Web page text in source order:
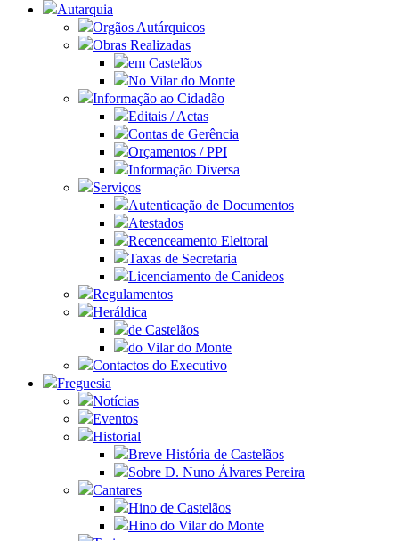
Autarquia
Orgãos Autárquicos
Obras Realizadas
em Castelãos
No Vilar do Monte
Informação ao Cidadão
Editais / Actas
Contas de Gerência
Orçamentos / PPI
Informação Diversa
Serviços
Autenticação de Documentos
Atestados
Recenceamento Eleitoral
Taxas de Secretaria
Licenciamento de Canídeos
Regulamentos
Heráldica
de Castelãos
do Vilar do Monte
Contactos do Executivo
Freguesia
Notícias
Eventos
Historial
Breve História de Castelãos
Sobre D. Nuno Álvares Pereira
Cantares
Hino de Castelãos
Hino do Vilar do Monte